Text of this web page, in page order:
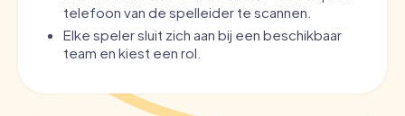
telefoon van de spelleider te scannen.
Elke speler sluit zich aan bij een beschikbaar
team en kiest een rol.